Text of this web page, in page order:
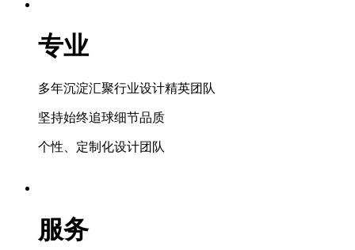
专业
多年沉淀汇聚行业设计精英团队
坚持始终追球细节品质
个性、定制化设计团队
服务